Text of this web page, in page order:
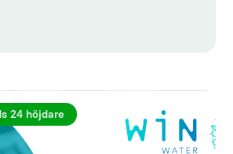
24 höjdare